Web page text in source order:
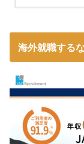
海外就職する